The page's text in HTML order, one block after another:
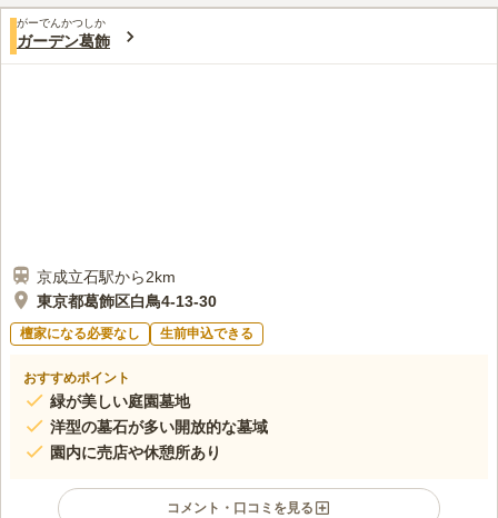
ます。
口コミ評価
みんなの評価
がーでんかつしか
ガーデン葛飾
京成立石駅から2km
東京都葛飾区白鳥4-13-30
檀家になる必要なし 生前申込できる
おすすめポイント
緑が美しい庭園墓地
洋型の墓石が多い開放的な墓域
園内に売店や休憩所あり
コメント・口コミを見る